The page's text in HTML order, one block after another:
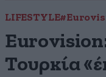
LIFESTYLE
Τουρκία